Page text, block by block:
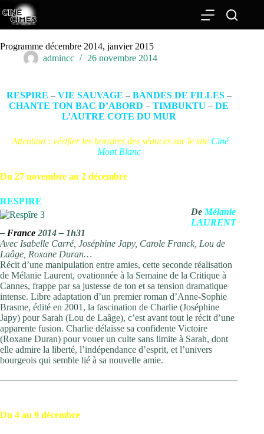
Passer
au
contenu
Programme décembre 2014, janvier 2015
admincc
26 novembre 2014
RESPIRE – VIE SAUVAGE – BANDES DE FILLES –
CHANTE TON BAC D’ABORD –TIMBUKTU–DE
L’AUTRE COTE DU MUR
Attention : vérifier les horaires des séances sur le site Ciné
Mont Blanc
Du 27 novembre au 2 décembre
RESPIRE
De Mélanie
LAURENT
– France 2014 – 1h31
Avec Isabelle Carré, Joséphine Japy, Carole Franck, Lou de
Laâge, Roxane Duran…
Récit d’une manipulation entre amies, cette seconde réalisation
de Mélanie Laurent, ovationnée à la Semaine de la Critique à
Cannes, frappe par sa justesse de ton et sa tension dramatique
intense. Libre adaptation d’un premier roman d’Anne-Sophie
Brasme, édité en 2001, la fascination de Charlie (Joséphine
Japy) pour Sarah (Lou de Laâge), c’est avant tout le récit d’une
apparente fusion. Charlie délaisse sa confidente Victoire
(Roxane Duran) pour vouer un culte sans limite à Sarah, dont
elle admire la liberté, l’indépendance d’esprit, et l’univers
bourgeois qui semble lié à sa nouvelle amie.
Du 4 au 9 décembre